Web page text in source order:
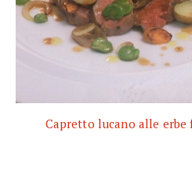
Capretto lucano alle erbe